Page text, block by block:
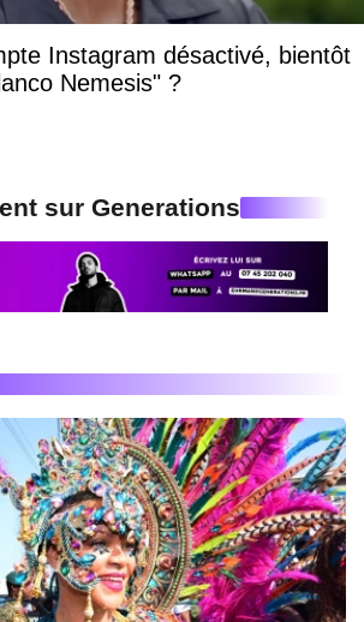
Instagram désactivé, bientôt
Nemesis" ?
sur Generations